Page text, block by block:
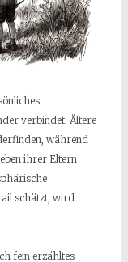
verbindet. Ältere
während
ihrer Eltern
schätzt, wird
fein erzähltes